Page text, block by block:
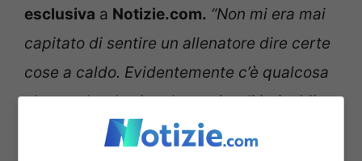
esclusiva a Notizie.com. “Non mi era mai
capitato di sentire un allenatore dire certe
cose a caldo. Evidentemente c’è qualcosa
che va oltre la singola partita di ieri… Mi
sembra chiaro che ci sia dell’altro e che